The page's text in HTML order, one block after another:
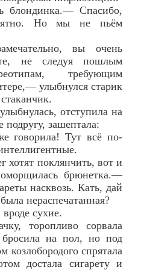
Спасибо,
Но мы не пьём
вы очень
не следуя пошлым
требующим
улыбнулся старик
отступила на
зашептала:
Тут всё по-
хотят поклянчить, вот и
брюнетка.—
насквозь. Кать, дай
нераспечатанная?
сухие.
торопливо сорвала
на пол, но под
козлобородого спрятала
достала сигарету и